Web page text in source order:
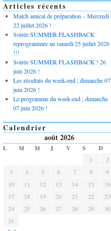
Articles récents
Match amical de préparation – Mercredi
22 juillet 2026 !
Soirée SUMMER FLASHBACK
reprogrammée au samedi 25 juillet 2026
!!!
Soirée SUMMER FLASHBACK ! 26
juin 2026 !
Les résultats du week-end ; dimanche 07
juin 2026 !
Le programme du week-end ; dimanche
07 juin 2026 !
Calendrier
août 2026
L M M J V S
D
1
2
3
4 5 6 7 8
9
10
11 12 13 14 15
16
17
18 19 20 21 22
23
24
25 26 27 28 29
30
31